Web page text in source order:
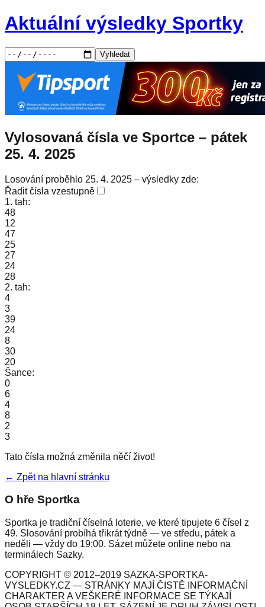
Aktuální výsledky Sportky
Vyhledat
Vylosovaná čísla ve Sportce – pátek
25. 4. 2025
Losování proběhlo 25. 4. 2025 – výsledky zde:
Řadit čísla vzestupně
1. tah:
48
12
47
25
27
24
28
2. tah:
4
3
39
24
8
30
20
Šance:
0
6
4
8
2
3
Tato čísla možná změnila něčí život!
← Zpět na hlavní stránku
O hře Sportka
Sportka je tradiční číselná loterie, ve které tipujete 6 čísel z
49. Slosování probíhá třikrát týdně — ve středu, pátek a
neděli — vždy do 19:00. Sázet můžete online nebo na
terminálech Sazky.
COPYRIGHT © 2012–2019 SAZKA-SPORTKA-
VYSLEDKY.CZ — STRÁNKY MAJÍ ČISTĚ INFORMAČNÍ
CHARAKTER A VEŠKERÉ INFORMACE SE TÝKAJÍ